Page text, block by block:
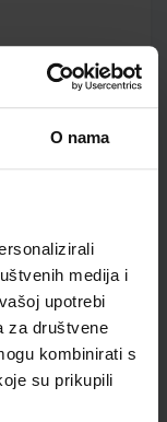
O nama
medija i
upotrebi
za društvene
kombinirati s
su prikupili
KNJIGA d.d.
ŠKOLE